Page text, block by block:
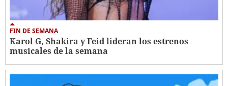
FIN DE SEMANA
Karol G, Shakira y Feid lideran los estrenos
musicales de la semana